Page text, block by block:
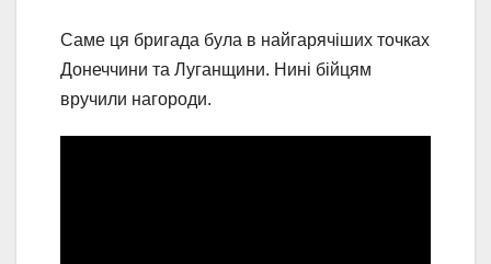
Саме ця бригада була в найгарячіших точках
Донеччини та Луганщини. Нині бійцям
вручили нагороди.